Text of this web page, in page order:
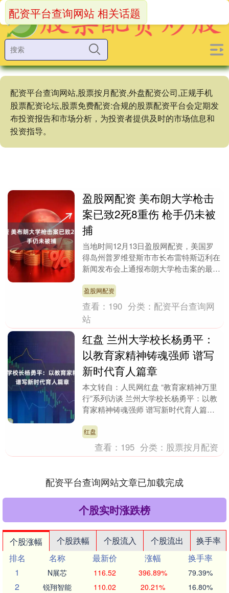
配资平台查询网站,股票按月配资,外盘配资公司,正规手机
股票配资论坛,股票免费配资:合规的股票配资平台会定期发
布投资报告和市场分析，为投资者提供及时的市场信息和
投资指导。
配资平台查询网站 相关话题
盈股网配资 美布朗大学枪击
案已致2死8重伤 枪手仍未被
捕
当地时间12月13日盈股网配资，美国罗
得岛州普罗维登斯市市长布雷特斯迈利在
新闻发布会上通报布朗大学枪击案的最新
最初报警电话....
盈股网配资
查看： 190 分类： 配资平台查询网
站
红盘 兰州大学校长杨勇平：
以教育家精神铸魂强师 谱写
新时代育人篇章
本文转自：人民网红盘 “教育家精神万里
行”系列访谈 兰州大学校长杨勇平：以教
育家精神铸魂强师 谱写新时代育人篇章
教书育....
红盘
查看： 195 分类： 股票按月配资
配资平台查询网站文章已加载完成
个股实时涨跌榜
个股涨幅 个股跌幅 个股流入 个股流出
换手率
排名
名称 最新价 涨幅
换手率
1
N展芯 116.52 396.89% 79.39%
2 锐翔智能 110.02 20.21% 16.80%